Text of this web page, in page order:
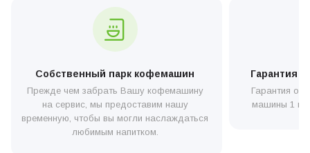
Facebook.
Ваша не включается кофемашина Saeco? Причины
могут быть самыми разными – от проблем с
серьезных неисправностей, которые потребуют
профессионального ремонта и обращения в сервис.
Предпринимать действия для устранения поломки все
равно придется, ведь кофе вы все равно не заварите,
пока не включите кофеварку. Но и паниковать раньше
времени не стоит, — возможно, причина элементарная
и достаточно проверить настройки. В данной статье
Собственный парк кофемашин
Прежде чем забрать Вашу кофемашину
на сервис, мы предоставим нашу
временную, чтобы вы могли наслаждаться
любимым напитком.
Гарантия
Гарантия от
машины 1